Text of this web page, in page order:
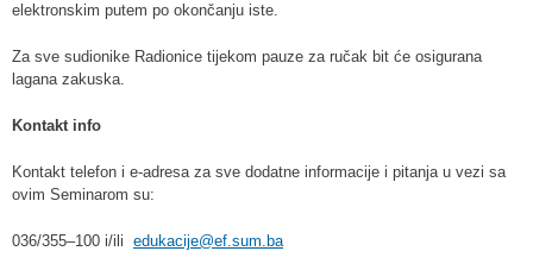
elektronskim putem po okončanju iste.
Za sve sudionike Radionice tijekom pauze za ručak bit će osigurana
lagana zakuska.
Kontakt info
Kontakt telefon i e-adresa za sve dodatne informacije i pitanja u vezi sa
ovim Seminarom su:
036/355–100 i/ili edukacije@ef.sum.ba